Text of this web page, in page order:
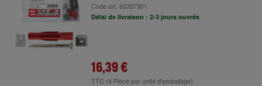
Code art. 60387901
Délai de livraison : 2-3 jours ouvrés
16,39 €
TTC (4 Pièce par unité d'emballage)